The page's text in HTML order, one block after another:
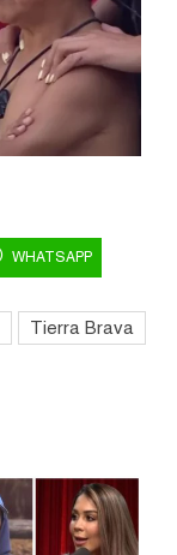
WHATSAPP
Tierra Brava